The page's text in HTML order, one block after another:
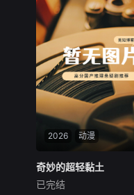
2026 动漫
奇妙的超轻黏土
未知
奇妙的超轻黏土
已完结